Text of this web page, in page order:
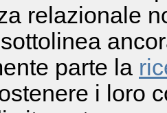
relazionale
parte la
i loro